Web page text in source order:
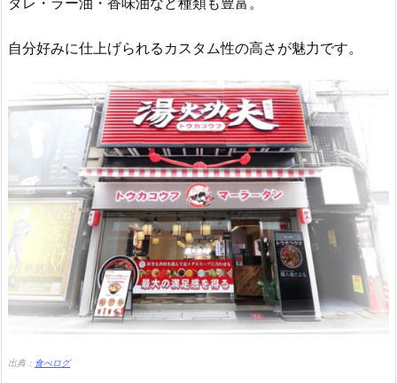
自分好みに仕上げられるカスタム性の高さが魅力です。
出典： 食べログ